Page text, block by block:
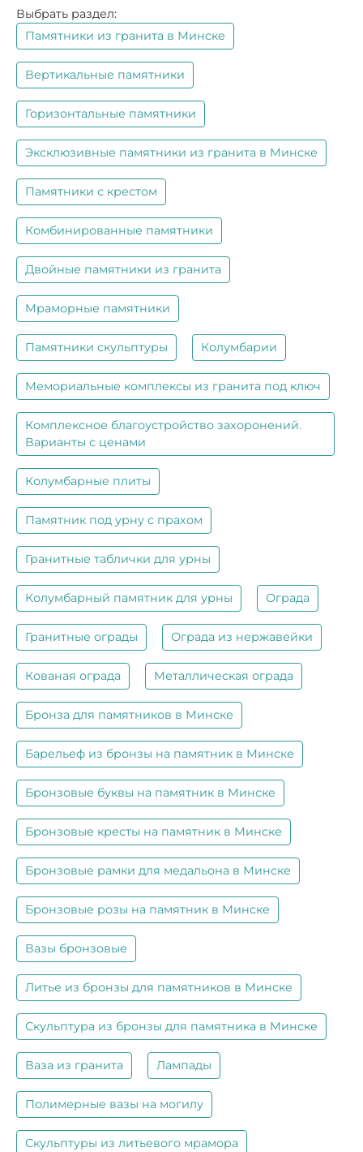
Выбрать раздел:
Памятники из гранита в Минске
Вертикальные памятники
Горизонтальные памятники
Эксклюзивные памятники из гранита в Минске
Памятники с крестом
Комбинированные памятники
Двойные памятники из гранита
Мраморные памятники
Памятники скульптуры Колумбарии
Мемориальные комплексы из гранита под ключ
Комплексное благоустройство захоронений.
Варианты с ценами
Колумбарные плиты
Памятник под урну с прахом
Гранитные таблички для урны
Колумбарный памятник для урны Ограда
Гранитные ограды Ограда из нержавейки
Кованая ограда Металлическая ограда
Бронза для памятников в Минске
Барельеф из бронзы на памятник в Минске
Бронзовые буквы на памятник в Минске
Бронзовые кресты на памятник в Минске
Бронзовые рамки для медальона в Минске
Бронзовые розы на памятник в Минске
Вазы бронзовые
Литье из бронзы для памятников в Минске
Скульптура из бронзы для памятника в Минске
Ваза из гранита Лампады
Полимерные вазы на могилу
Скульптуры из литьевого мрамора